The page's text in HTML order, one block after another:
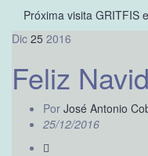
Próxima visita GRITFIS
Dic 25 2016
Feliz
Por José Antonio
25/12/2016